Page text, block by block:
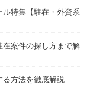
ル特集【駐在・外資系
在案件の探し方まで解
る方法を徹底解説